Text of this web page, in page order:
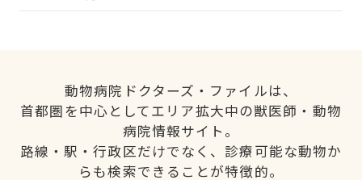
動物病院ドクターズ・ファイルは、
首都圏を中心としてエリア拡大中の獣医師・動物
病院情報サイト。
路線・駅・行政区だけでなく、診療可能な動物か
らも検索できることが特徴的。